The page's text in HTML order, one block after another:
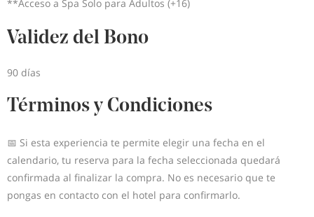
**Acceso a Spa Solo para Adultos (+16)
Validez del Bono
90 días
Términos y Condiciones
📅 Si esta experiencia te permite elegir una fecha en el
calendario, tu reserva para la fecha seleccionada quedará
confirmada al finalizar la compra. No es necesario que te
pongas en contacto con el hotel para confirmarlo.